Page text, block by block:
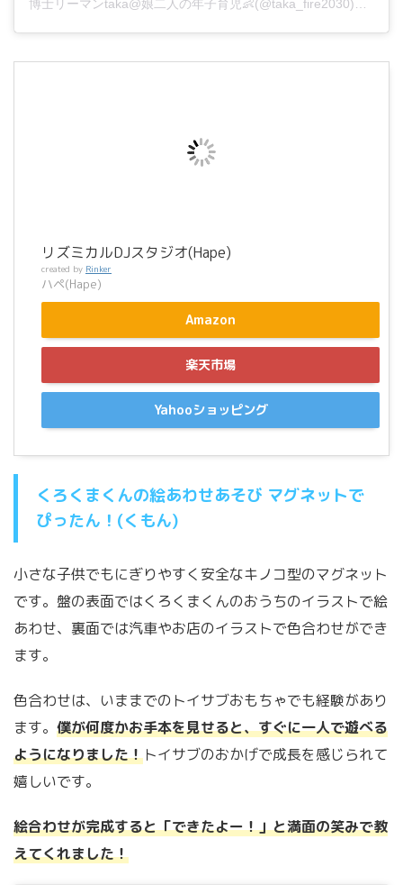
リズミカルDJスタジオ(Hape)
created by Rinker
ハペ(Hape)
Amazon
楽天市場
Yahooショッピング
くろくまくんの絵あわせあそび マグネットで
ぴったん！(くもん)
小さな子供でもにぎりやすく安全なキノコ型のマグネット
です。盤の表面ではくろくまくんのおうちのイラストで絵
あわせ、裏面では汽車やお店のイラストで色合わせができ
ます。
色合わせは、いままでのトイサブおもちゃでも経験があり
ます。 僕が何度かお手本を見せると、すぐに一人で遊べる
ようになりました！トイサブのおかげで成長を感じられて
嬉しいです。
絵合わせが完成すると「できたよー！」と満面の笑みで教
えてくれました！